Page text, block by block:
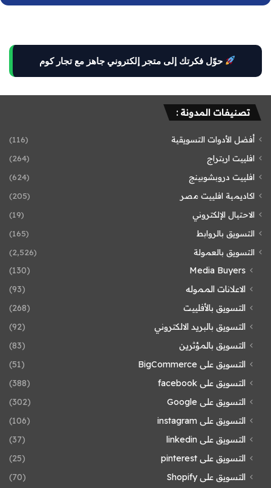
حوّل فكرتك إلى متجر إلكتروني جاهز مع تجار كوم
تصنيفات المدونة :
أفضل الأدوات التسويقية
(116)
افلييت اربتراج
(264)
افلييت دروبشوبينج
(624)
اكاديمية افلييت مصر
(205)
الاحتيال الإلكتروني
(19)
التسويق بالروابط
(165)
التسويق بالعمولة
(2٬526)
Media Buyers
(130)
الاعلانات المموله
(93)
التسويق بالأفلييت
(268)
التسويق بالبريد الالكتروني
(92)
التسويق بالمؤثرين
(83)
التسويق على BigCommerce
(51)
التسويق على facebook
(388)
التسويق على Google
(302)
التسويق على instagram
(106)
التسويق على linkedin
(37)
التسويق على pinterest
(25)
التسويق على Shopify
(70)